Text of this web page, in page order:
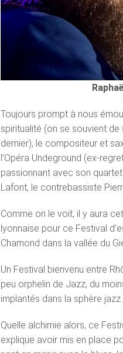
Raphaël
Toujours prompt à nous
spiritualité (on se souvient
dernier), le compositeur et
l’Opéra Undeground (ex-
passionnant avec son quartet
Lafont, le contrebassiste
Comme on le voit, il y aura
lyonnaise pour ce Festival
Chamond dans la vallée du
Un Festival bienvenu entre
peu orphelin de Jazz, du
implantés dans la sphère jazz.
Quelle alchimie alors, ce
explique avoir mis en place